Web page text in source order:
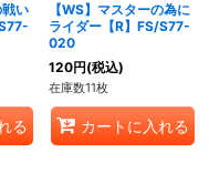
戦い
る
【WS】マスターの為に
ライダー【R】FS/S77-
020
120円(税込)
在庫数11枚
カートに入れる